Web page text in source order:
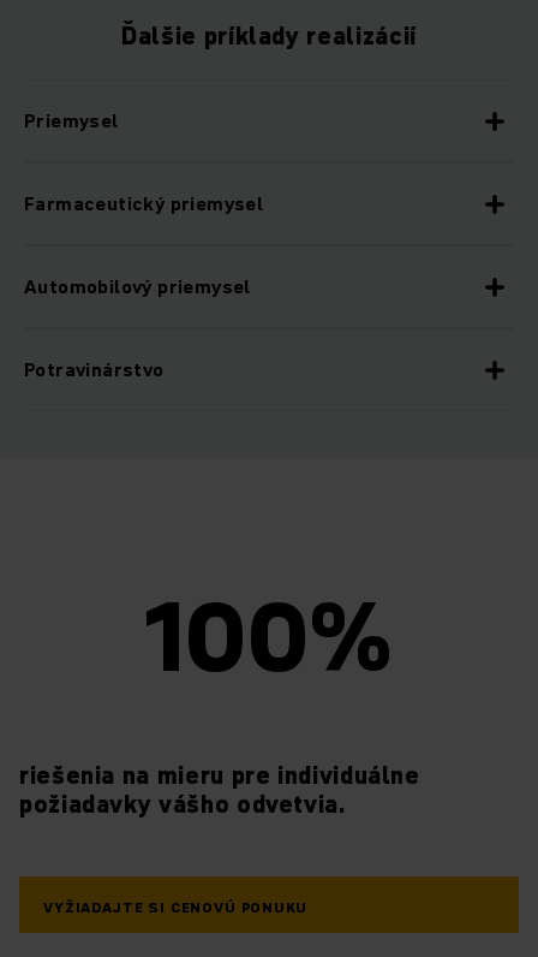
Ďalšie príklady realizácií
Priemysel
Farmaceutický priemysel
Automobilový priemysel
Potravinárstvo
100%
riešenia na mieru pre individuálne
požiadavky vášho odvetvia.
VYŽIADAJTE SI CENOVÚ PONUKU